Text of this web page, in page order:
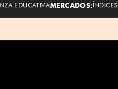
EDUCATIVAMERCADOS:ÍNDICES